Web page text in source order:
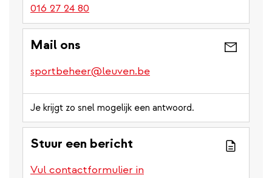
016 27 24 80
Mail ons
sportbeheer@leuven.be
Je krijgt zo snel mogelijk een antwoord.
Stuur een bericht
Vul contactformulier in